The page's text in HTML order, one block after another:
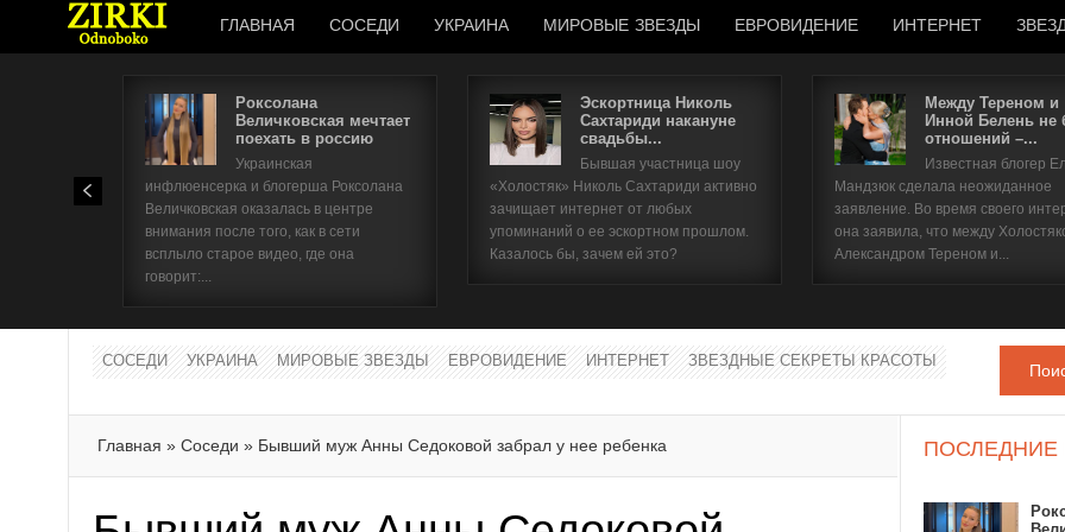
ГЛАВНАЯ СОСЕДИ УКРАИНА МИРОВЫЕ ЗВЕЗДЫ ЕВРОВИДЕНИЕ ИНТЕРНЕТ
Роксолана
Величковская мечтает
поехать в россию
Украинская
инфлюенсерка и блогерша Роксолана
Величковская оказалась в центре
внимания после того, как в сети
всплыло старое видео, где она
говорит:...
Эскортница Николь
Сахтариди накануне
свадьбы...
Бывшая участница шоу
«Холостяк» Николь Сахтариди активно
зачищает интернет от любых
упоминаний о ее эскортном прошлом.
Казалось бы, зачем ей это?
Между Тереном и
Инной Белень не
отношений –...
Известная блогер
Мандзюк сделала неожиданное
заявление. Во время своего
она заявила, что между
Александром Тереном и...
СОСЕДИ УКРАИНА МИРОВЫЕ ЗВЕЗДЫ ЕВРОВИДЕНИЕ ИНТЕРНЕТ ЗВЕЗДНЫЕ СЕКРЕТЫ КРАСОТЫ
Главная » Соседи » Бывший муж Анны Седоковой забрал у нее ребенка ПОСЛЕДНИЕ
Имя пользователя
Забыли имя пользователя?